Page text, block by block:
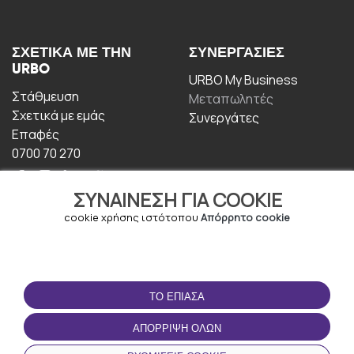
ΣΥΝΑΊΝΕΣΗ ΓΙΑ COOKIE
cookie χρήσης ιστότοπου Απόρρητο cookie
ΤΟ ΈΠΙΑΣΑ
ΑΠΌΡΡΙΨΗ ΌΛΩΝ
ΣΧΕΤΙΚΆ ΜΕ ΤΗΝ
URBO
Στάθμευση
Σχετικά με εμάς
Επαφές
0700 70 270
ΣΥΝΕΡΓΑΣΊΕΣ
URBO My Business
Μεταπωλητές
Συνεργάτες
ΟΡΟΙ ΧΡΉΣΗΣ
Οροι και Προϋποθέσεις
Πολιτική απορρήτου
ΚΑΤΕΒΆΣΤΕ ΤΗΝ
ΕΦΑΡΜΟΓΉ